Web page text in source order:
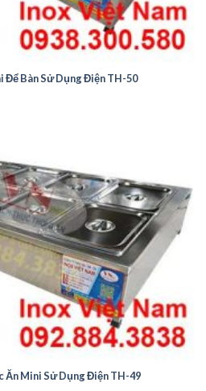
Để Bàn Sử Dụng Điện TH-50
Ăn Mini Sử Dụng Điện TH-49